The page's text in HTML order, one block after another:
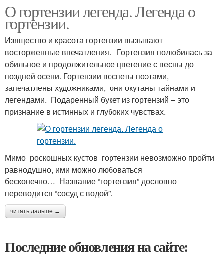
О гортензии легенда. Легенда о
гортензии.
Изящество и красота гортензии вызывают
восторженные впечатления. Гортензия полюбилась за
обильное и продолжительное цветение с весны до
поздней осени. Гортензии воспеты поэтами,
запечатлены художниками, они окутаны тайнами и
легендами. Подаренный букет из гортензий – это
признание в истинных и глубоких чувствах.
Мимо роскошных кустов гортензии невозможно пройти
равнодушно, ими можно любоваться
бесконечно… Название “гортензия” дословно
переводится “сосуд с водой”.
читать дальше →
Последние обновления на сайте: